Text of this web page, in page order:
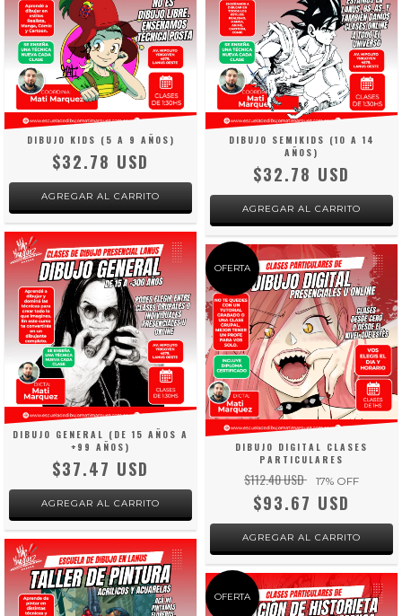
DIBUJO KIDS (5 A 9 AÑOS)
$32.78 USD
DIBUJO SEMIKIDS (10 A 14
AÑOS)
$32.78 USD
DIBUJO GENERAL (DE 15 AÑOS A
+99 AÑOS)
$37.47 USD
OFERTA
DIBUJO DIGITAL CLASES
PARTICULARES
$112.40 USD 17% OFF
$93.67 USD
OFERTA